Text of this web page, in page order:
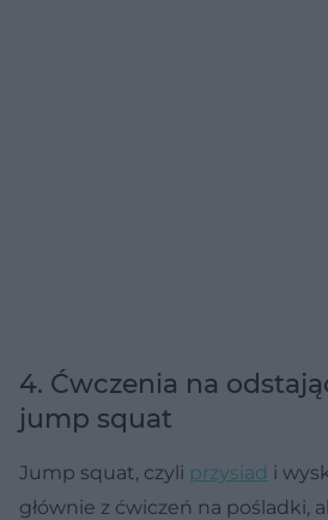
4. Ćwczenia na
jump squat
Jump squat, czyli przysiad i
głównie z ćwiczeń na pośladki,